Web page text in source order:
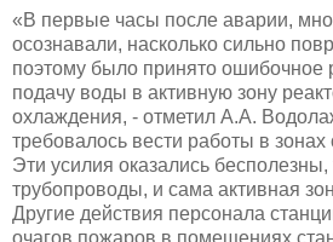
«В первые часы после аварии,
осознавали, насколько сильно
поэтому было принято ошибочное
подачу воды в активную зону
охлаждения, - отметил А.А.
требовалось вести работы в
Эти усилия оказались бесполезны,
трубопроводы, и сама активная
Другие действия персонала
очагов пожаров в помещениях